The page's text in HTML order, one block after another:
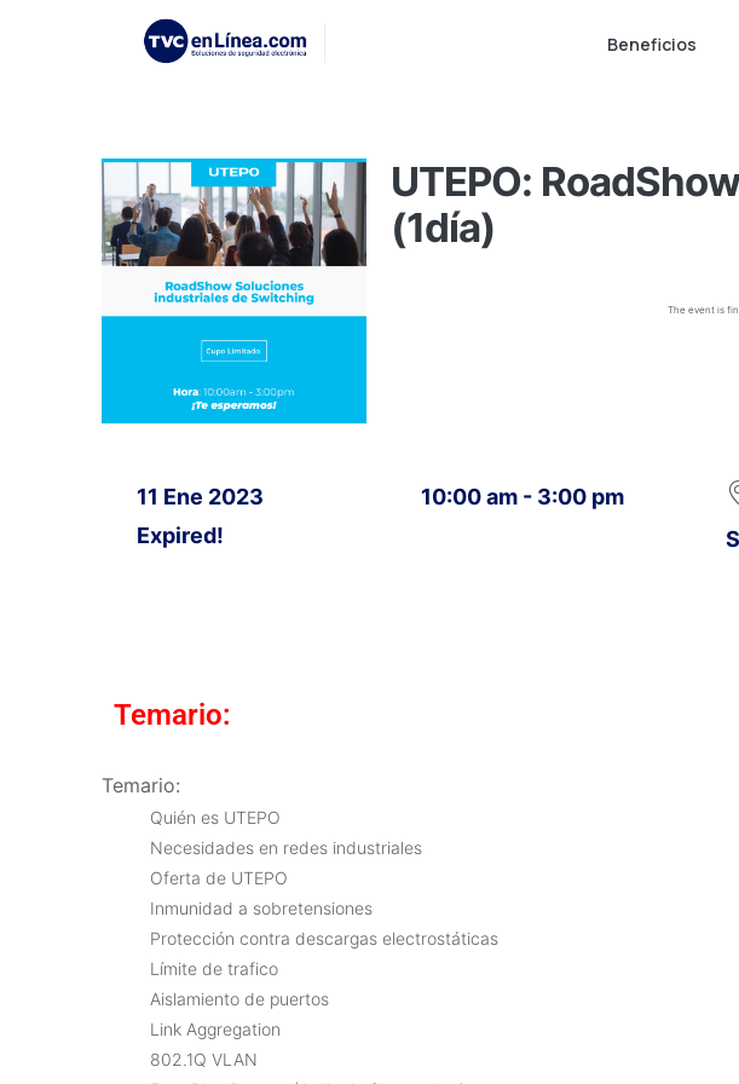
Beneficios
UTEPO:
(1día)
The event is
11 Ene 2023
Expired!
10:00 am - 3:00 pm
Temario:
Temario:
Quién es UTEPO
Necesidades en redes industriales
Oferta de UTEPO
Inmunidad a sobretensiones
Protección contra descargas electrostáticas
Límite de trafico
Aislamiento de puertos
Link Aggregation
802.1Q VLAN